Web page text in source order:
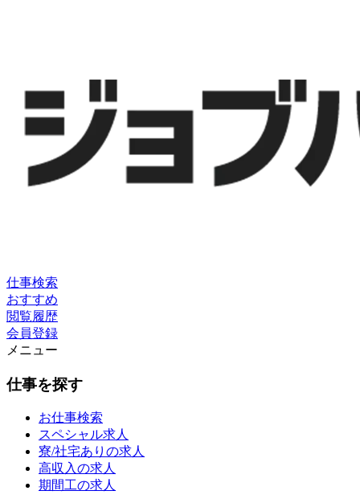
仕事検索
おすすめ
閲覧履歴
会員登録
メニュー
仕事を探す
お仕事検索
スペシャル求人
寮/社宅ありの求人
高収入の求人
期間工の求人